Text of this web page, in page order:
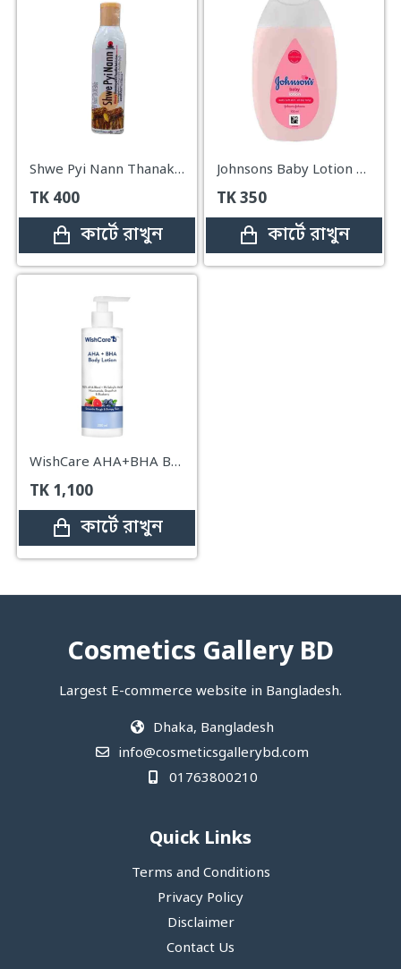
Shwe Pyi Nann Thanakha Body Lotion – 200ml
TK 400
কার্টে রাখুন
Johnsons Baby Lotion – 100ml
TK350
কার্টে রাখুন
WishCare AHA+BHA Body Lotion 200ml
TK 1,100
কার্টে রাখুন
Cosmetics Gallery BD
Largest E-commerce website in Bangladesh.
Dhaka, Bangladesh
info@cosmeticsgallerybd.com
01763800210
Quick Links
Terms and Conditions
Privacy Policy
Disclaimer
Contact Us